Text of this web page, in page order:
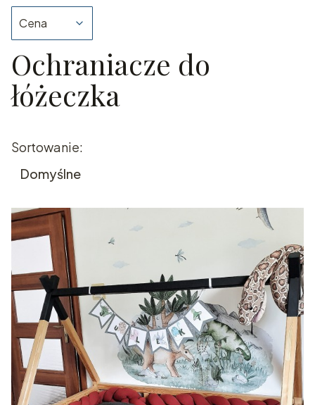
Cena
Koniec filtrów
Ochraniacze do
łóżeczka
Lista produktów
Sortowanie:
Domyślne